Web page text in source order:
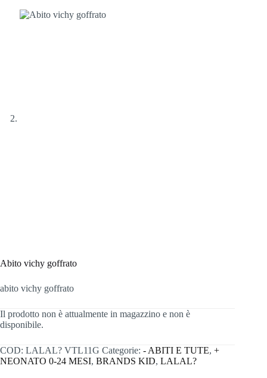
Abito vichy goffrato
abito vichy goffrato
Il prodotto non è attualmente in magazzino e non è
disponibile.
COD: LALAL? VTL11G Categorie: - ABITI E TUTE, +
NEONATO 0-24 MESI, BRANDS KID, LALAL?